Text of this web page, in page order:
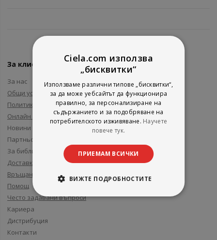
За клиенти
За нас
Общи условия
Политика за поверителност
Онлайн решаване на спорове
Новини и събития
Партньори и приятели
За библиотеки
Доставка
Връщане
Помощ
Често задавани въпроси
Кариера
Дистрибуция
Контакти
Ciela.com използва
„бисквитки“
Използваме различни типове „бисквитки“,
за да може уебсайтът да функционира
правилно, за персонализиране на
съдържанието и за подобряване на
потребителското изживяване. Научете
повече тук.
ПРИЕМАМ ВСИЧКИ
ВИЖТЕ ПОДРОБНОСТИТЕ